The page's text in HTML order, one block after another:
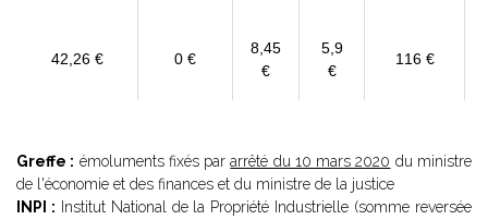
42,26 € 0 €
8,45
€
5,9
€
116 €
Greffe : émoluments fixés pararrêté du 10 mars 2020 du ministre
de l'économie et des finances et du ministre de la justice
INPI : Institut National de la Propriété Industrielle (somme reversée